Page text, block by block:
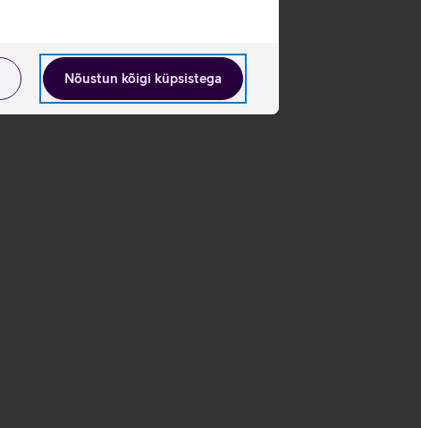
Nõustun kõigi küpsistega